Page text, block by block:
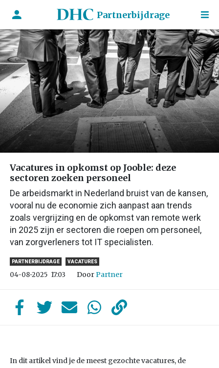
Partnerbijdrage
Vacatures in opkomst op Jooble: deze
sectoren zoeken personeel
De arbeidsmarkt in Nederland bruist van de kansen,
vooral nu de economie zich aanpast aan trends
zoals vergrijzing en de opkomst van remote werk
in 2025 zijn er sectoren die roepen om personeel,
van zorgverleners tot IT specialisten.
PARTNERBIJDRAGE VACATURES
04-08-2025 17:03 DoorPartner
In dit artikel vind je de meest gezochte vacatures, de